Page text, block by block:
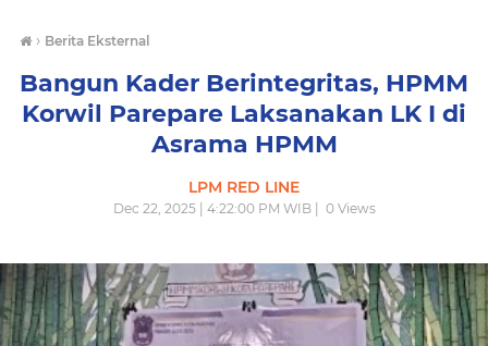
› Berita Eksternal
Bangun Kader Berintegritas, HPMM
Korwil Parepare Laksanakan LK I di
Asrama HPMM
LPM RED LINE
Dec 22, 2025 | 4:22:00 PM WIB | 0Views